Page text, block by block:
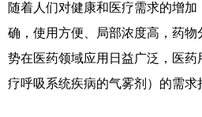
随着人们对健康和医疗需求的增
确，使用方便、局部浓度高，药
势在医药领域应用日益广泛，医药
疗呼吸系统疾病的气雾剂）的需求